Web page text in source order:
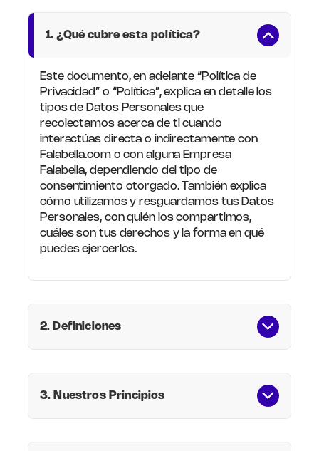
1. ¿Qué cubre esta política?
Este documento, en adelante “Política de
Privacidad” o “Política”, explica en detalle los
tipos de Datos Personales que
recolectamos acerca de ti cuando
interactúas directa o indirectamente con
Falabella.com o con alguna Empresa
Falabella, dependiendo del tipo de
consentimiento otorgado. También explica
cómo utilizamos y resguardamos tus Datos
Personales, con quién los compartimos,
cuáles son tus derechos y la forma en qué
puedes ejercerlos.
2. Definiciones
3. Nuestros Principios